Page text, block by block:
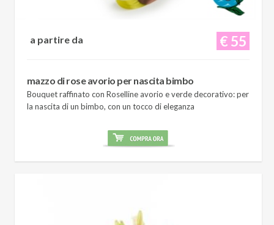
€ 55
a partire da
mazzo di rose avorio per nascita bimbo
Bouquet raffinato con Roselline avorio e verde decorativo: per
la nascita di un bimbo, con un tocco di eleganza